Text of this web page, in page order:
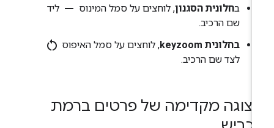
בחלונית הסגנון, לוחצים על סמל המינוסremove ליד
שם הרכיב.
בחלונית keyzoom
, לוחצים על סמל האיפוסrestart_alt
לצד שם הרכיב.
מקדימה של פרטים ברמת